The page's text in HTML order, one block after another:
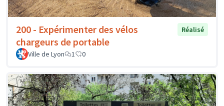
200 - Expérimenter des vélos
chargeurs de portable
Réalisé
Ville de Lyon 1 0